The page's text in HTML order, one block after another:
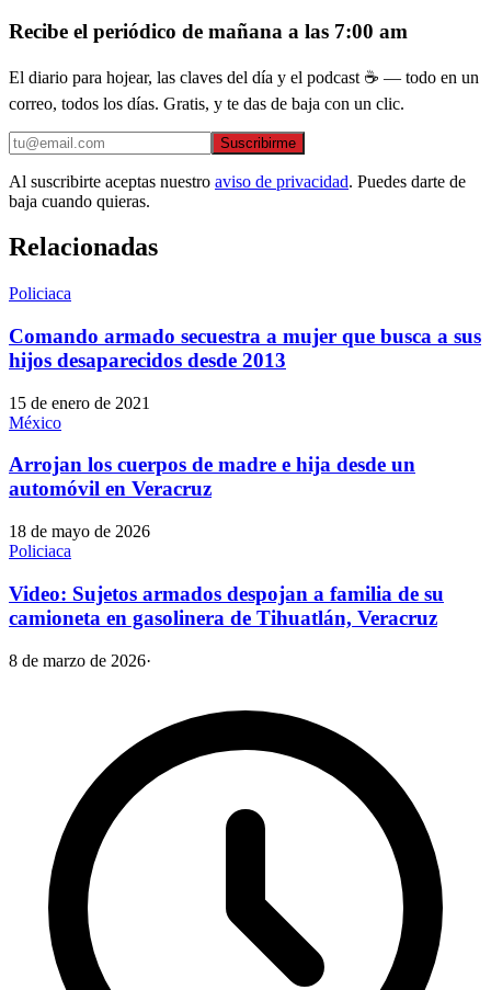
Recibe el periódico de mañana a las 7:00 am
El diario para hojear, las claves del día y el podcast ☕ — todo en un
correo, todos los días. Gratis, y te das de baja con un clic.
Suscribirme
Al suscribirte aceptas nuestro aviso de privacidad. Puedes darte de
baja cuando quieras.
Relacionadas
Policiaca
Comando armado secuestra a mujer que busca a sus
hijos desaparecidos desde 2013
15 de enero de 2021
México
Arrojan los cuerpos de madre e hija desde un
automóvil en Veracruz
18 de mayo de 2026
Policiaca
Video: Sujetos armados despojan a familia de su
camioneta en gasolinera de Tihuatlán, Veracruz
8 de marzo de 2026·